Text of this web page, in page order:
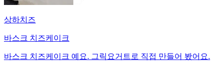
상하치즈
바스크 치즈케이크
바스크 치즈케이크 예요. 그릭요거트로 직접 만들어 봤어요.